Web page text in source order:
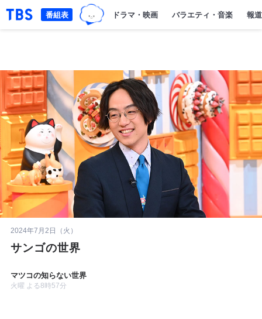
「TBSテレビ｜ときめくときを。」トップページ
TBSグループキャラクター『ワクテ
ドラマ・映画 バラエティ・音楽 報
番組表
2024年7月2日（火）
サンゴの世界
マツコの知らない世界
火曜 よる8時57分